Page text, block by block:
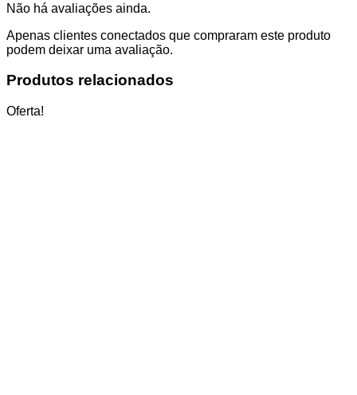
Não há avaliações ainda.
Apenas clientes conectados que compraram este produto
podem deixar uma avaliação.
Produtos relacionados
Oferta!